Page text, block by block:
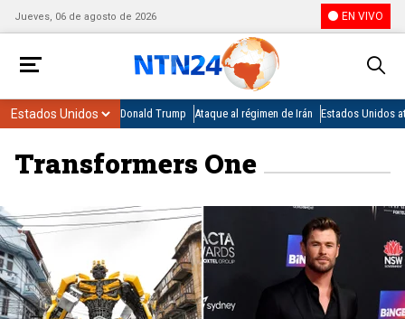
Jueves, 06 de agosto de 2026 EN VIVO
Donald Trump Ataque al régimen de Irán Estados Unidos
Transformers One